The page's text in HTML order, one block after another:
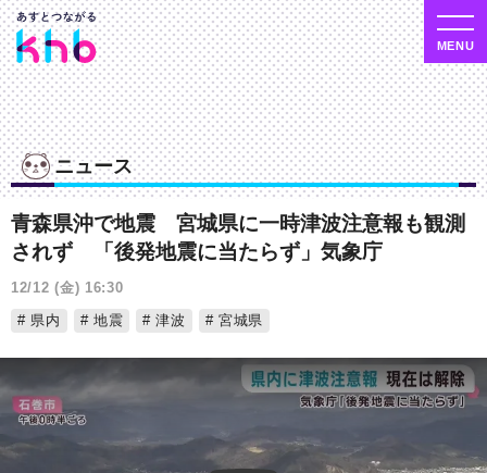
ニュース
青森県沖で地震 宮城県に一時津波注意報も観測
されず 「後発地震に当たらず」気象庁
12/12 (金) 16:30
県内
地震 津波 宮城県